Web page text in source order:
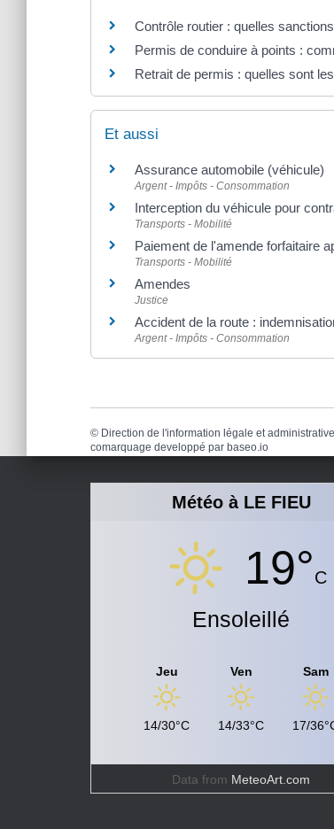
Contrôle routier : quelles
Permis de conduire à points :
Retrait de permis : quelles sont
Et aussi
Assurance automobile (véhicule)
Argent - Impôts - Consommation
Interception du véhicule pour
Transports - Mobilité
Paiement de l'amende forfaitaire
Transports - Mobilité
Amendes
Justice
Accident de la route :
Argent - Impôts - Consommation
© Direction de l'information légale et administrative
comarquage developpé par baseo.io
Météo à LE FIEU
19°C
Ensoleillé
Jeu
14/30°C
Ven
14/33°C
Sam
17/
Data from MeteoArt.com